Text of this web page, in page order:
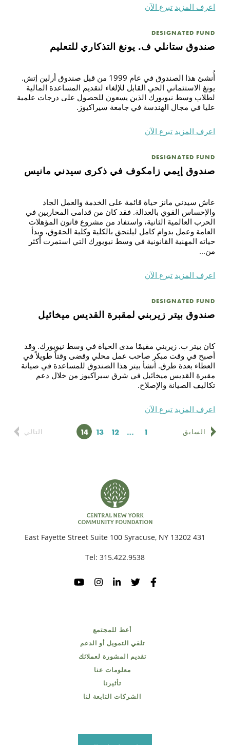
اعرف المزيد تبرع الآن
DESIGNATED FUND
صندوق ستانلي ف. يونغ التذكاري للتعليم
أُنشئ هذا الصندوق في عام 1999 من قبل صندوق أرلين إتش.
يونغ الاستئماني الحي القابل للإلغاء لتقديم المساعدة المالية
لطلاب وسط نيويورك الذين يسعون للحصول على درجات علمية
عليا في مجال الهندسة في جامعة سيراكيوز.
اعرف المزيد تبرع الآن
DESIGNATED FUND
صندوق إيمي زامكوف في ذكرى سيدني مانيس
عاش سيدني مانز حياة قائمة على الخدمة والعمل الجاد
والإحساس القوي بالعدالة. فقد كان من قدامى المحاربين في
الحرب العالمية الثانية، واستفاد من مشروع قانون المؤهلات
العامة وعمل بدوام كامل ليلتحق بالكلية وكلية الحقوق، وبدأ
حياته المهنية القانونية في وسط نيويورك التي استمرت أكثر
من...
اعرف المزيد تبرع الآن
DESIGNATED FUND
صندوق بيتر زيربني لمقبرة القديس ميخائيل
كان بيتر ب. زيربني مقيمًا مدى الحياة في وسط نيويورك. وقد
أصبح في وقت مبكر صاحب عمل محلي وقضى وقتاً طويلاً في
العطاء بعدة طرق. أنشأ بيتر هذا الصندوق للمساعدة في صيانة
مقبرة القديس ميخائيل في شرق سيراكيوز من خلال دعم
تكاليف الصيانة والإصلاح.
اعرف المزيد تبرع الآن
السابق الصفحة1
… الصفحة
12 الصفحة
13 الصفحة
14 التالي
431 East Fayette Street Suite 100 Syracuse, NY 13202
Tel: 315.422.9538
أعط للمجتمع
تلقي التمويل أو الدعم
تقديم المشورة لعملائك
معلومات عنا
تأثيرنا
الشركات التابعة لنا